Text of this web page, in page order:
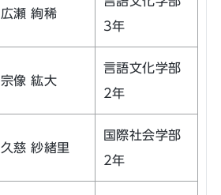
広瀬 絢稀
3年
宗像 紘大
言語文化学部
2年
久慈 紗緒里
国際社会学部
2年